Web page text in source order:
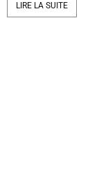
LIRE LA SUITE